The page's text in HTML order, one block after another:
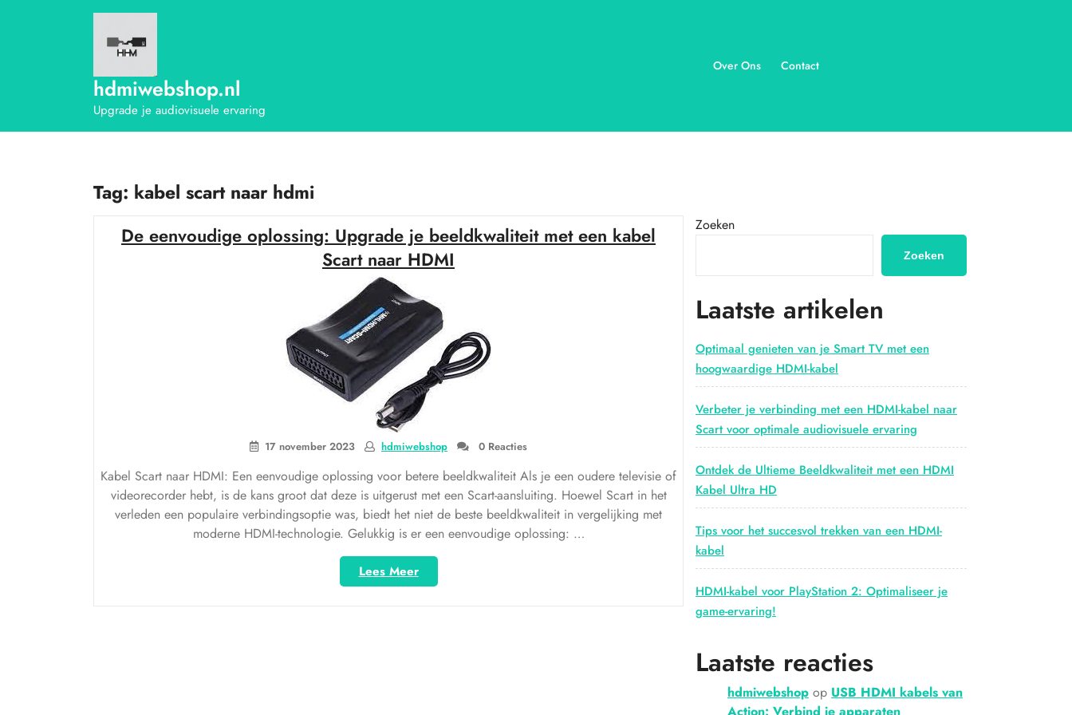
hdmiwebshop.nl
Upgrade je audiovisuele ervaring
Over Ons Contact
Tag: kabel scart naar hdmi
De eenvoudige oplossing: Upgrade je beeldkwaliteit met een kabel
Scart naar HDMI
17 november 2023 hdmiwebshop 0 Reacties
Kabel Scart naar HDMI: Een eenvoudige oplossing voor betere beeldkwaliteit Als je een oudere televisie of
videorecorder hebt, is de kans groot dat deze is uitgerust met een Scart-aansluiting. Hoewel Scart in het
verleden een populaire verbindingsoptie was, biedt het niet de beste beeldkwaliteit in vergelijking met
moderne HDMI-technologie. Gelukkig is er een eenvoudige oplossing: …
Lees Meer“De
eenvoudige
oplossing:
Zoeken
Zoeken
Laatste artikelen
Optimaal genieten van je Smart TV met een
hoogwaardige HDMI-kabel
Verbeter je verbinding met een HDMI-kabel naar
Scart voor optimale audiovisuele ervaring
Ontdek de Ultieme Beeldkwaliteit met een HDMI
Kabel Ultra HD
Tips voor het succesvol trekken van een HDMI-
kabel
HDMI-kabel voor PlayStation 2: Optimaliseer je
game-ervaring!
Laatste reacties
hdmiwebshop op USB HDMI kabels van